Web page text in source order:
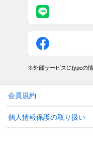
※外部サービスにtypeの
会員規約
個人情報保護の取り扱い